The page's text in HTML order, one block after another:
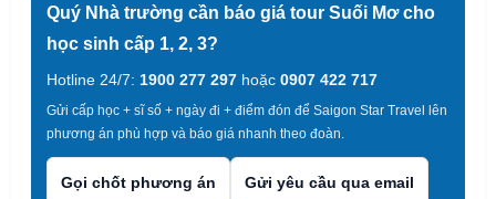
Quý Nhà trường cần báo giá tour Suối Mơ cho
học sinh cấp 1, 2, 3?
Hotline 24/7: 1900 277 297 hoặc 0907 422 717
Gửi cấp học + sĩ số + ngày đi + điểm đón để Saigon Star Travel lên
phương án phù hợp và báo giá nhanh theo đoàn.
Gọi chốt phương án Gửi yêu cầu qua email